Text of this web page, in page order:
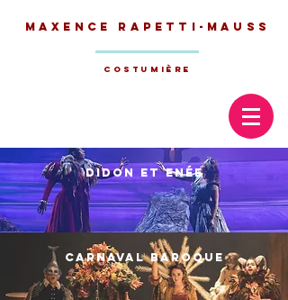
Maxence Rapetti-Mauss
Costumière
DIDON ET enée
carnaval baroque